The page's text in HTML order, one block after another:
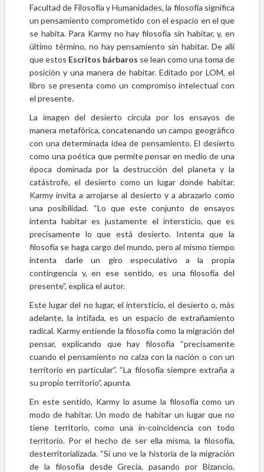
Facultad de Filosofía y Humanidades, la filosofía significa
un pensamiento comprometido con el espacio en el que
se habita. Para Karmy no hay filosofía sin habitar, y, en
último término, no hay pensamiento sin habitar. De allí
que estos Escritos bárbaros se lean como una toma de
posición y una manera de habitar. Editado por LOM, el
libro se presenta como un compromiso intelectual con
el presente.
La imagen del desierto circula por los ensayos de
manera metafórica, concatenando un campo geográfico
con una determinada idea de pensamiento. El desierto
como una poética que permite pensar en medio de una
época dominada por la destrucción del planeta y la
catástrofe, el desierto como un lugar donde habitar.
Karmy invita a arrojarse al desierto y a abrazarlo como
una posibilidad. “Lo que este conjunto de ensayos
intenta habitar es justamente el intersticio, que es
precisamente lo que está desierto. Intenta que la
filosofía se haga cargo del mundo, pero al mismo tiempo
intenta darle un giro especulativo a la propia
contingencia y, en ese sentido, es una filosofía del
presente”, explica el autor.
Este lugar del no lugar, el intersticio, el desierto o, más
adelante, la intifada, es un espacio de extrañamiento
radical. Karmy entiende la filosofía como la migración del
pensar, explicando que hay filosofía “precisamente
cuando el pensamiento no calza con la nación o con un
territorio en particular”. “La filosofía siempre extraña a
su propio territorio”, apunta.
En este sentido, Karmy lo asume la filosofía como un
modo de habitar. Un modo de habitar un lugar que no
tiene territorio, como una in-coincidencia con todo
territorio. Por el hecho de ser ella misma, la filosofía,
desterritorializada. “Si uno ve la historia de la migración
de la filosofía desde Grecia, pasando por Bizancio,